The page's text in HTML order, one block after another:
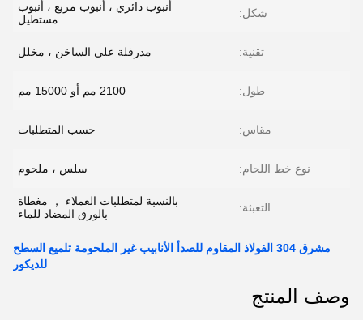
شكل:
أنبوب دائري ، أنبوب مربع ، أنبوب
مستطيل
تقنية: مدرفلة على الساخن ، مخلل
طول: 2100 مم أو 15000 مم
مقاس: حسب المتطلبات
نوع خط اللحام: سلس ، ملحوم
التعبئة:
بالنسبة لمتطلبات العملاء ， مغطاة
بالورق المضاد للماء
مشرق 304 الفولاذ المقاوم للصدأ الأنابيب غير الملحومة تلميع السطح
للديكور
وصف المنتج